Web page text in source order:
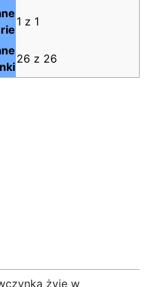
1 z 1
26 z 26
żyje w